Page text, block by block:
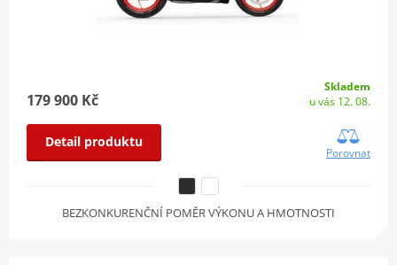
179 900 Kč
Skladem
u vás 12. 08.
Detail produktu
Porovnat
BEZKONKURENČNÍ POMĚR VÝKONU A HMOTNOSTI